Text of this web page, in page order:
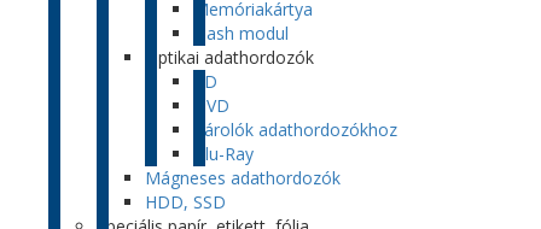
Memóriakártya
Flash modul
Optikai adathordozók
CD
DVD
Tárolók adathordozókhoz
Blu-Ray
Mágneses adathordozók
HDD, SSD